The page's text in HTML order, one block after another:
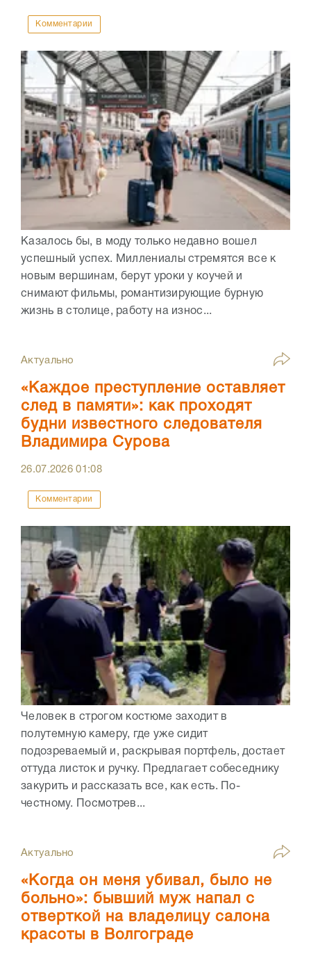
Комментарии
Казалось бы, в моду только недавно вошел
успешный успех. Миллениалы стремятся все к
новым вершинам, берут уроки у коучей и
снимают фильмы, романтизирующие бурную
жизнь в столице, работу на износ...
Актуально
«Каждое преступление оставляет
след в памяти»: как проходят
будни известного следователя
Владимира Сурова
26.07.202601:08
Комментарии
Человек в строгом костюме заходит в
полутемную камеру, где уже сидит
подозреваемый и, раскрывая портфель, достает
оттуда листок и ручку. Предлагает собеседнику
закурить и рассказать все, как есть. По-
честному. Посмотрев...
Актуально
«Когда он меня убивал, было не
больно»: бывший муж напал с
отверткой на владелицу салона
красоты в Волгограде